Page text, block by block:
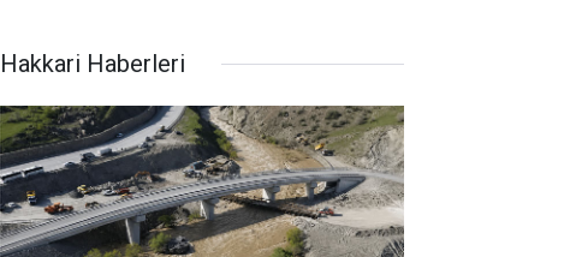
Hakkari Haberleri